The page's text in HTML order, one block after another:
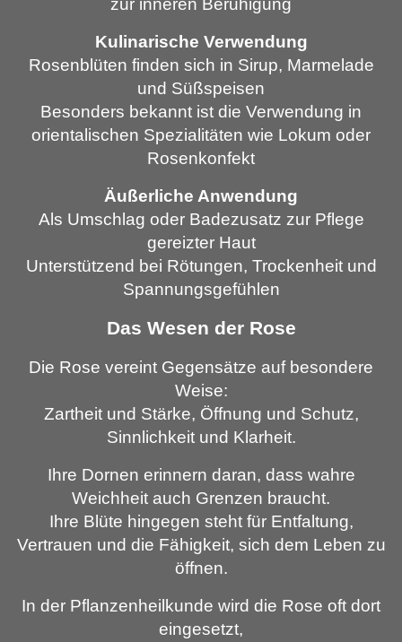
zur inneren Beruhigung
Kulinarische Verwendung
Rosenblüten finden sich in Sirup, Marmelade
und Süßspeisen
Besonders bekannt ist die Verwendung in
orientalischen Spezialitäten wie Lokum oder
Rosenkonfekt
Äußerliche Anwendung
Als Umschlag oder Badezusatz zur Pflege
gereizter Haut
Unterstützend bei Rötungen, Trockenheit und
Spannungsgefühlen
Das Wesen der Rose
Die Rose vereint Gegensätze auf besondere
Weise:
Zartheit und Stärke, Öffnung und Schutz,
Sinnlichkeit und Klarheit.
Ihre Dornen erinnern daran, dass wahre
Weichheit auch Grenzen braucht.
Ihre Blüte hingegen steht für Entfaltung,
Vertrauen und die Fähigkeit, sich dem Leben zu
öffnen.
In der Pflanzenheilkunde wird die Rose oft dort
eingesetzt,